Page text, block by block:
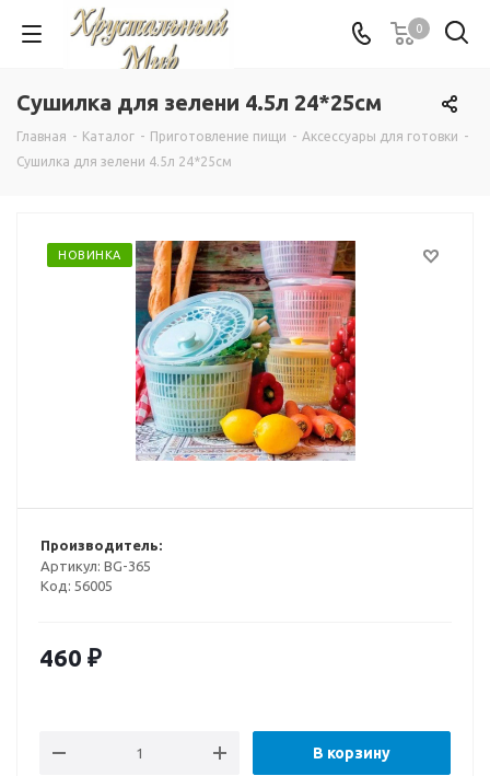
0
Сушилка для зелени 4.5л 24*25см
Главная - Каталог - Приготовление пищи - Аксессуары для готовки -
Сушилка для зелени 4.5л 24*25см
НОВИНКА
Производитель:
Артикул: BG-365
Код: 56005
460 ₽
В корзину